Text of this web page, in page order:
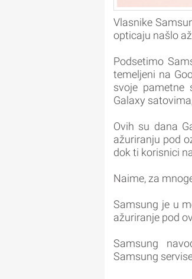
Vlasnike
opticaju našlo
Podsetimo
temeljeni na
svoje pametne
Galaxy
Ovih su dana
ažuriranju pod
dok ti korisnici
Naime, za
Samsung je u
ažuriranje pod
Samsung
Samsung